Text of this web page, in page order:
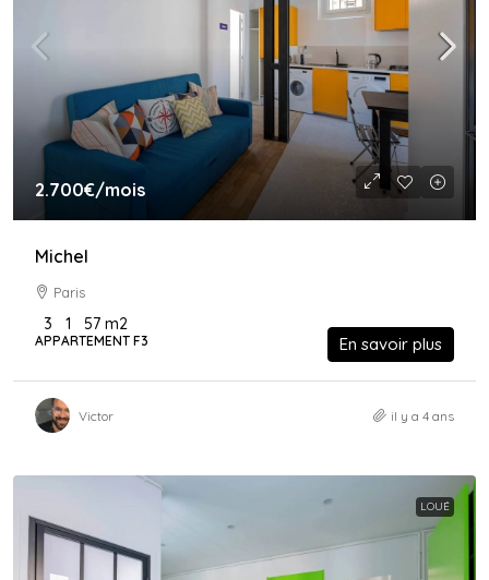
2.700€/mois
Michel
Paris
3 1 57 m2
APPARTEMENT F3 En savoir plus
Victor il y a 4 ans
LOUÉ